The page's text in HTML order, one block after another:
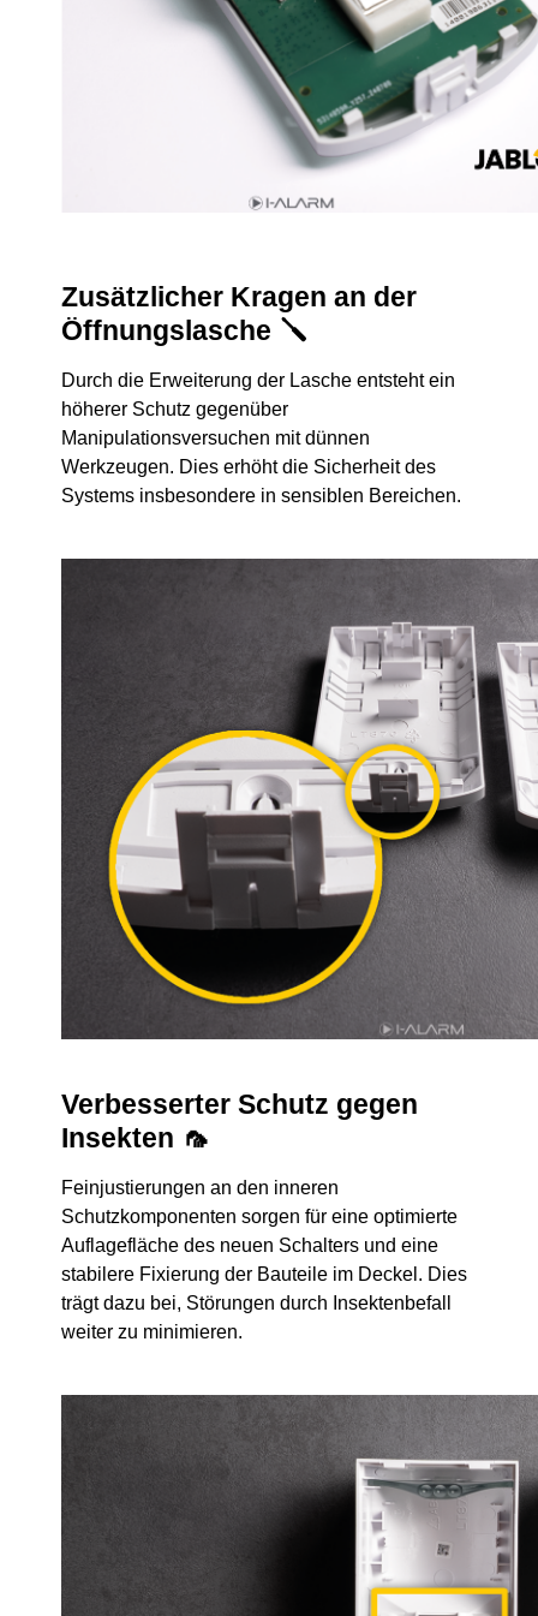
Zusätzlicher Kragen an der
Öffnungslasche 🪛
Durch die Erweiterung der Lasche entsteht ein
höherer Schutz gegenüber
Manipulationsversuchen mit dünnen
Werkzeugen. Dies erhöht die Sicherheit des
Systems insbesondere in sensiblen Bereichen.
Verbesserter Schutz gegen
Insekten 🦟
Feinjustierungen an den inneren
Schutzkomponenten sorgen für eine optimierte
Auflagefläche des neuen Schalters und eine
stabilere Fixierung der Bauteile im Deckel. Dies
trägt dazu bei, Störungen durch Insektenbefall
weiter zu minimieren.